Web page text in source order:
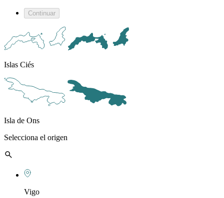
Continuar
Islas Ciés
Isla de Ons
Selecciona el origen
Vigo